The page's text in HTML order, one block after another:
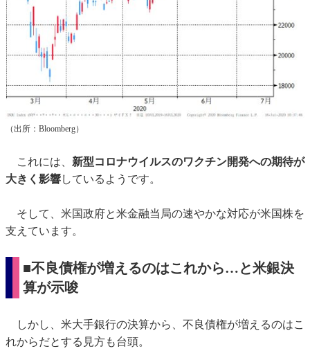
（出所：Bloomberg）
これには、 新型コロナウイルスのワクチン開発への期待が
大きく影響しているようです。
そして、米国政府と米金融当局の速やかな対応が米国株を
支えています。
■不良債権が増えるのはこれから…と米銀決
算が示唆
しかし、米大手銀行の決算から、不良債権が増えるのはこ
れからだとする見方も台頭。